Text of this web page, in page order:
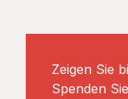
Zeigen Sie
Spenden